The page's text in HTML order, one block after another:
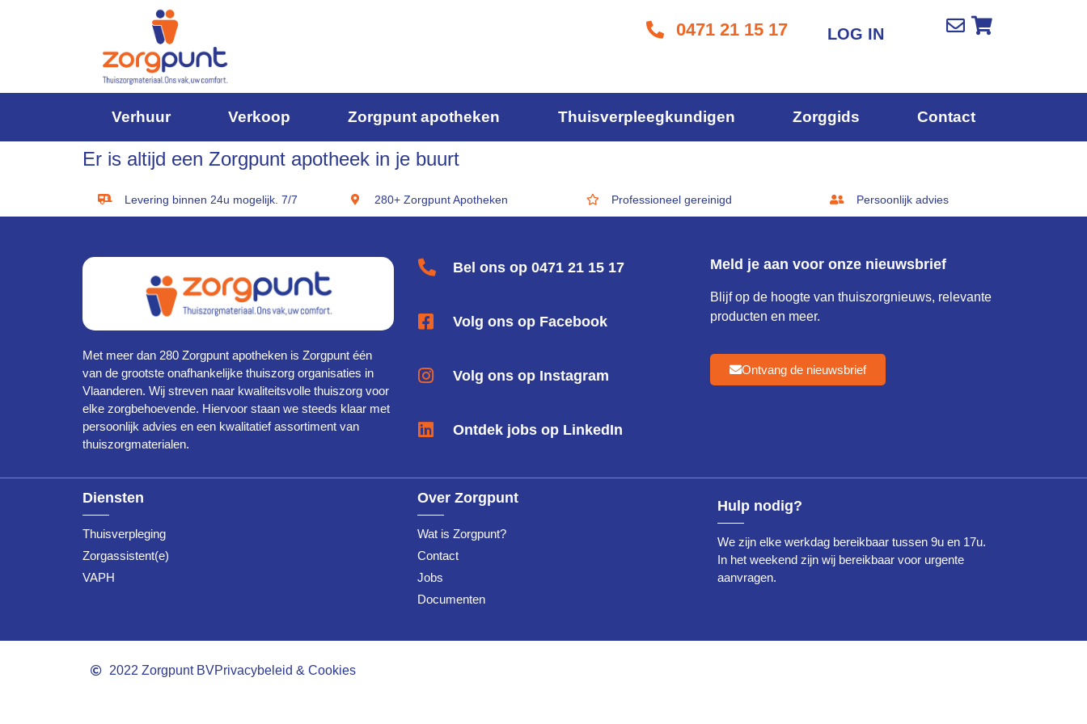
0471 21 15 17 LOG IN
Verhuur Verkoop Zorgpunt apotheken Thuisverpleegkundigen Zorggids Contact
Er is altijd een Zorgpunt apotheek in je buurt
Levering binnen 24u mogelijk. 7/7 280+ Zorgpunt Apotheken Professioneel gereinigd Persoonlijk advies
Met meer dan 280 Zorgpunt apotheken is Zorgpunt één
van de grootste onafhankelijke thuiszorg organisaties in
Vlaanderen. Wij streven naar kwaliteitsvolle thuiszorg voor
elke zorgbehoevende. Hiervoor staan we steeds klaar met
persoonlijk advies en een kwalitatief assortiment van
thuiszorgmaterialen.
Bel ons op 0471 21 15 17
Volg ons op Facebook
Volg ons op Instagram
Ontdek jobs op LinkedIn
Meld je aan voor onze nieuwsbrief
Blijf op de hoogte van thuiszorgnieuws, relevante
producten en meer.
Ontvang de nieuwsbrief
Diensten
Thuisverpleging
Zorgassistent(e)
VAPH
Over Zorgpunt
Wat is Zorgpunt?
Contact
Jobs
Documenten
Hulp nodig?
We zijn elke werkdag bereikbaar tussen 9u en 17u.
In het weekend zijn wij bereikbaar voor urgente
aanvragen.
2022 Zorgpunt BVPrivacybeleid & Cookies